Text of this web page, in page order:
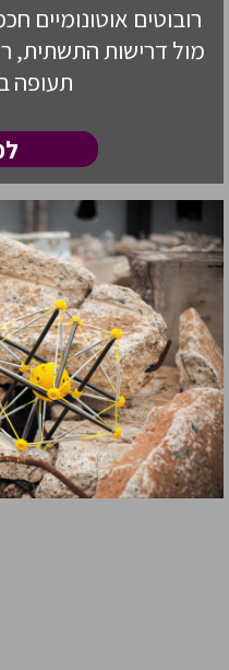
רובוטים אוטונומיים
מול דרישות התשתית,
תעופה